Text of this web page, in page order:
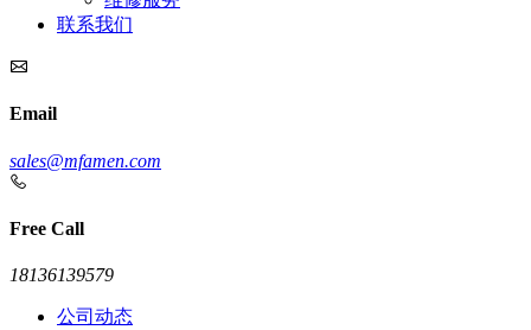
联系我们
Email
sales@mfamen.com
Free Call
18136139579
公司动态